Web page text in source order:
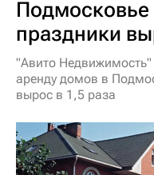
праздники
"Авито
аренду домов в
вырос в 1,5 раза